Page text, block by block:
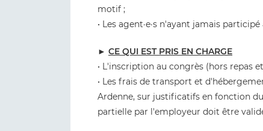
motif ;
• Les agent·e·s n'ayant jamais
► CE QUI EST PRIS EN CHARGE
• L'inscription au congrès (hors repas
• Les frais de transport et
Ardenne, sur justificatifs en fonction
partielle par l'employeur doit être